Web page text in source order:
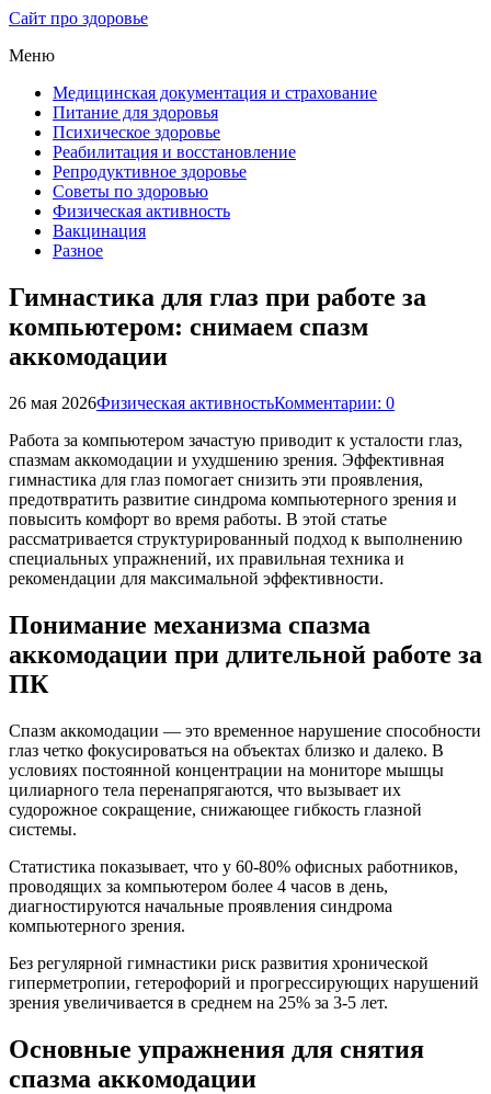
Сайт про здоровье
Меню
Медицинская документация и страхование
Питание для здоровья
Психическое здоровье
Реабилитация и восстановление
Репродуктивное здоровье
Советы по здоровью
Физическая активность
Вакцинация
Разное
Гимнастика для глаз при работе за
компьютером: снимаем спазм
аккомодации
26 мая 2026Физическая активностьКомментарии: 0
Работа за компьютером зачастую приводит к усталости глаз,
спазмам аккомодации и ухудшению зрения. Эффективная
гимнастика для глаз помогает снизить эти проявления,
предотвратить развитие синдрома компьютерного зрения и
повысить комфорт во время работы. В этой статье
рассматривается структурированный подход к выполнению
специальных упражнений, их правильная техника и
рекомендации для максимальной эффективности.
Понимание механизма спазма
аккомодации при длительной работе за
ПК
Спазм аккомодации — это временное нарушение способности
глаз четко фокусироваться на объектах близко и далеко. В
условиях постоянной концентрации на мониторе мышцы
цилиарного тела перенапрягаются, что вызывает их
судорожное сокращение, снижающее гибкость глазной
системы.
Статистика показывает, что у 60-80% офисных работников,
проводящих за компьютером более 4 часов в день,
диагностируются начальные проявления синдрома
компьютерного зрения.
Без регулярной гимнастики риск развития хронической
гиперметропии, гетерофорий и прогрессирующих нарушений
зрения увеличивается в среднем на 25% за 3-5 лет.
Основные упражнения для снятия
спазма аккомодации